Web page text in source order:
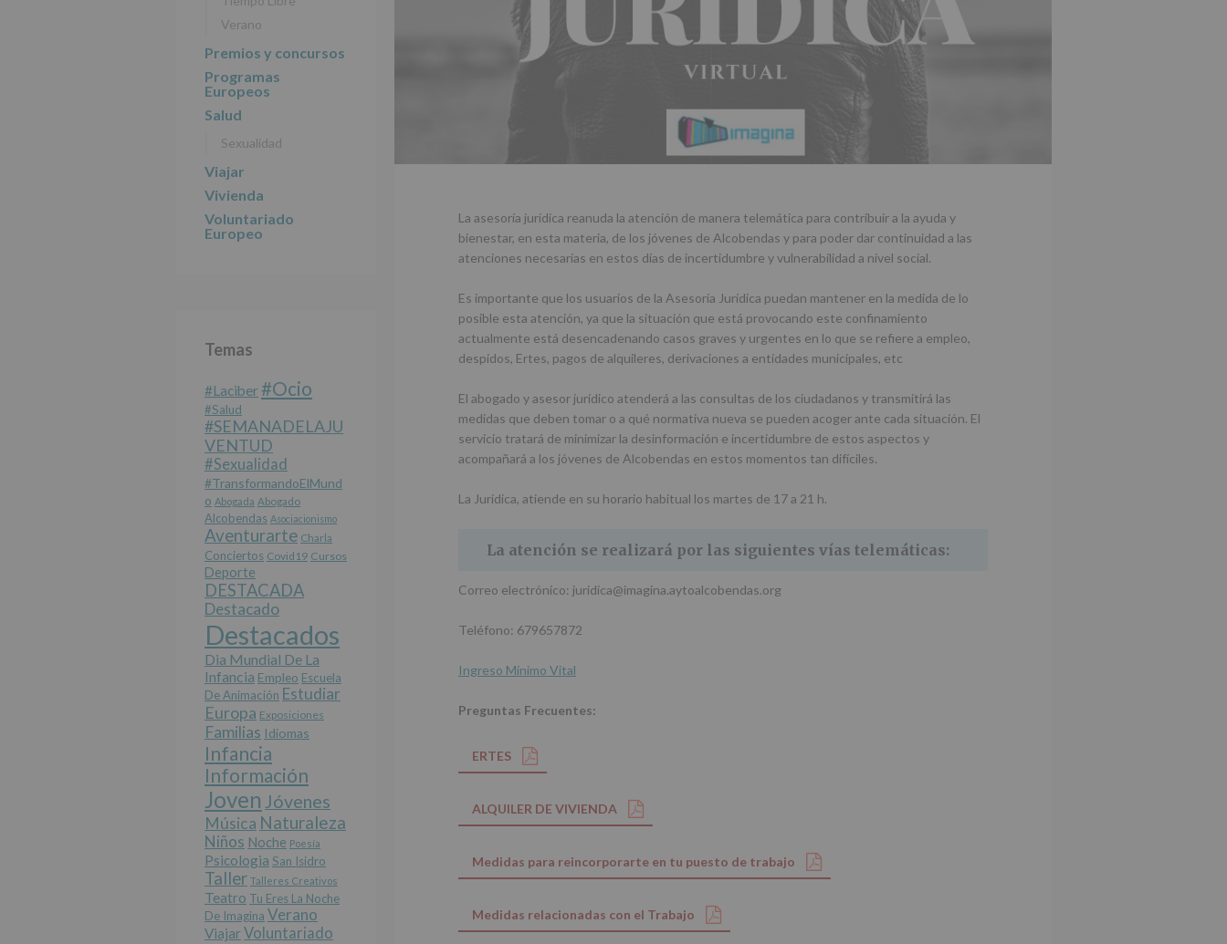
La asesoría jurídica reanuda la atención de manera telemática para contribuir a la ayuda y
bienestar, en esta materia, de los jóvenes de Alcobendas y para poder dar continuidad a las
atenciones necesarias en estos días de incertidumbre y vulnerabilidad a nivel social.
Es importante que los usuarios de la Asesoría Jurídica puedan mantener en la medida de lo
posible esta atención, ya que la situación que está provocando este confinamiento
actualmente está desencadenando casos graves y urgentes en lo que se refiere a empleo,
despidos, Ertes, pagos de alquileres, derivaciones a entidades municipales, etc
El abogado y asesor jurídico atenderá a las consultas de los ciudadanos y transmitirá las
medidas que deben tomar o a qué normativa nueva se pueden acoger ante cada situación. El
servicio tratará de minimizar la desinformación e incertidumbre de estos aspectos y
acompañará a los jóvenes de Alcobendas en estos momentos tan difíciles.
La Jurídica, atiende en su horario habitual los martes de 17 a 21 h.
La atención se realizará por las siguientes vías telemáticas:
Correo electrónico: juridica@imagina.aytoalcobendas.org
Teléfono: 679657872
Ingreso Mínimo Vital
Preguntas Frecuentes:
ERTES
ALQUILER DE VIVIENDA
Medidas para reincorporarte en tu puesto de trabajo
Medidas relacionadas con el Trabajo
Verano
Premios y concursos
Programas
Europeos
Salud
Sexualidad
Viajar
Vivienda
Voluntariado
Europeo
Temas
#laciber#Ocio
#salud
#SEMANADELAJU
VENTUD
#sexualidad
#TransformandoElMund
O Abogada Abogado
Alcobendas Asociacionismo
Aventurarte Charla
Conciertos Covid19 Cursos
Deporte
DESTACADA
Destacado
Destacados
Dia Mundial De La
Infancia Empleo Escuela
De Animación Estudiar
Europa Exposiciones
Familias Idiomas
Infancia
Información
Joven Jóvenes
Música Naturaleza
Niños Noche Poesía
Psicologia San Isidro
Taller Talleres Creativos
Teatro Tu Eres La Noche
De Imagina Verano
Viajar Voluntariado